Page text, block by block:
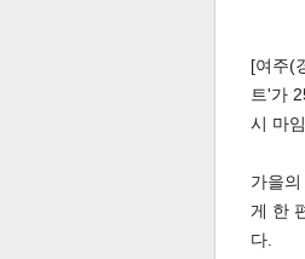
[여주(
트'가
시 마
가을
게 한
다.